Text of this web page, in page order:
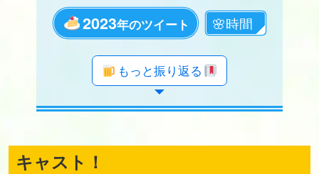
2023年のツイート
年のツイート
年のツイート
年のツイート
年のツイート
年のツイート
年のツイート
年のツイート
年のツイート
年のツイート
年のツイート
年のツイート
年のツイート
年のツイート
年のツイート
年のツイート
年のツイート
年のツイート
もっと振り返る
キャスト！